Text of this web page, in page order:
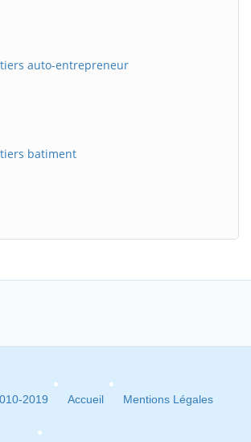
auto-entrepreneur
batiment
2019 Accueil Mentions Légales